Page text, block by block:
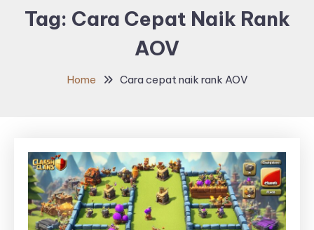
Tag: Cara Cepat Naik Rank
AOV
Home Cara cepat naik rank AOV